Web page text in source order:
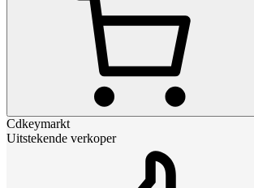
Cdkeymarkt
Uitstekende verkoper